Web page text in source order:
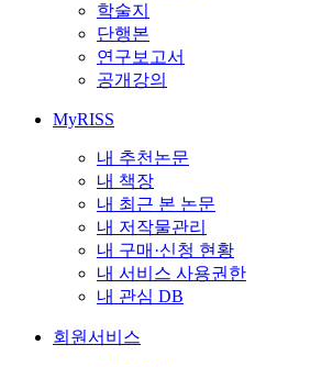
학술지
단행본
연구보고서
공개강의
MyRISS
내 추천논문
내 책장
내 최근 본 논문
내 저작물관리
내 구매·신청 현황
내 서비스 사용권한
내 관심 DB
회원서비스